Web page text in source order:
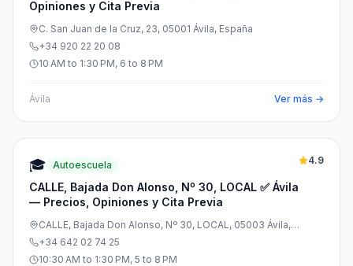
Opiniones y Cita Previa
C. San Juan de la Cruz, 23, 05001 Ávila, España
+34 920 22 20 08
10 AM to 1:30 PM, 6 to 8 PM
Ávila Ver más →
🎓 Autoescuela
CALLE, Bajada Don Alonso, Nº 30, LOCAL ✅ Ávila
— Precios, Opiniones y Cita Previa
4.9
CALLE, Bajada Don Alonso, Nº 30, LOCAL, 05003 Ávila,
España
+34 642 02 74 25
10:30 AM to 1:30 PM, 5 to 8 PM